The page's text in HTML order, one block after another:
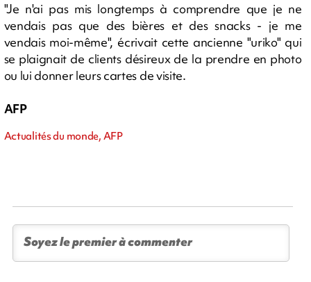
"Je n'ai pas mis longtemps à comprendre que je ne
vendais pas que des bières et des snacks - je me
vendais moi-même", écrivait cette ancienne "uriko" qui
se plaignait de clients désireux de la prendre en photo
ou lui donner leurs cartes de visite.
AFP
Actualités du monde, AFP